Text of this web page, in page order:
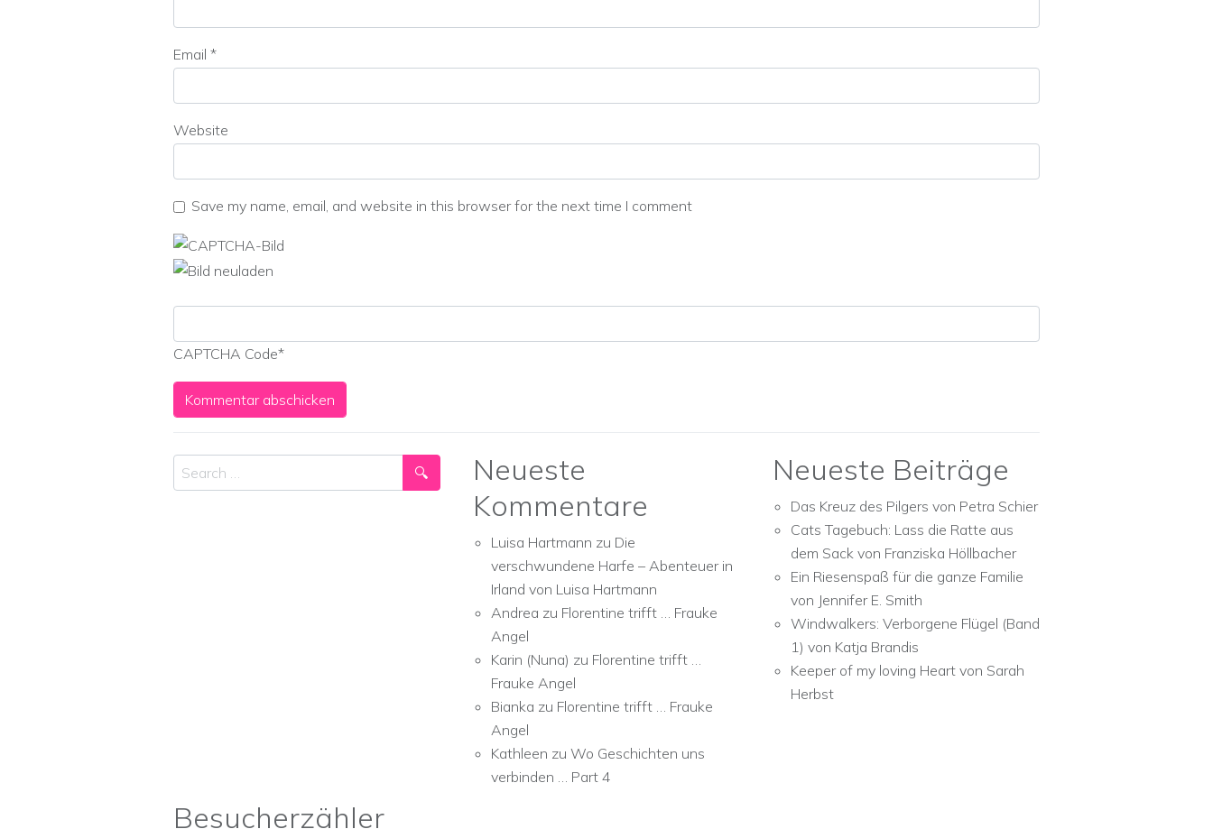
Email *
Website
Save my name, email, and website in this browser for the next time I comment
CAPTCHA Code*
Search
Neueste
Kommentare
Luisa Hartmann zu Die
verschwundene Harfe – Abenteuer in
Irland von Luisa Hartmann
Andrea zu Florentine trifft … Frauke
Angel
Karin (Nuna) zu Florentine trifft …
Frauke Angel
Bianka zu Florentine trifft … Frauke
Angel
Kathleen zu Wo Geschichten uns
verbinden … Part 4
Neueste Beiträge
Das Kreuz des Pilgers von Petra Schier
Cats Tagebuch: Lass die Ratte aus
dem Sack von Franziska Höllbacher
Ein Riesenspaß für die ganze Familie
von Jennifer E. Smith
Windwalkers: Verborgene Flügel (Band
1) von Katja Brandis
Keeper of my loving Heart von Sarah
Herbst
Besucherzähler